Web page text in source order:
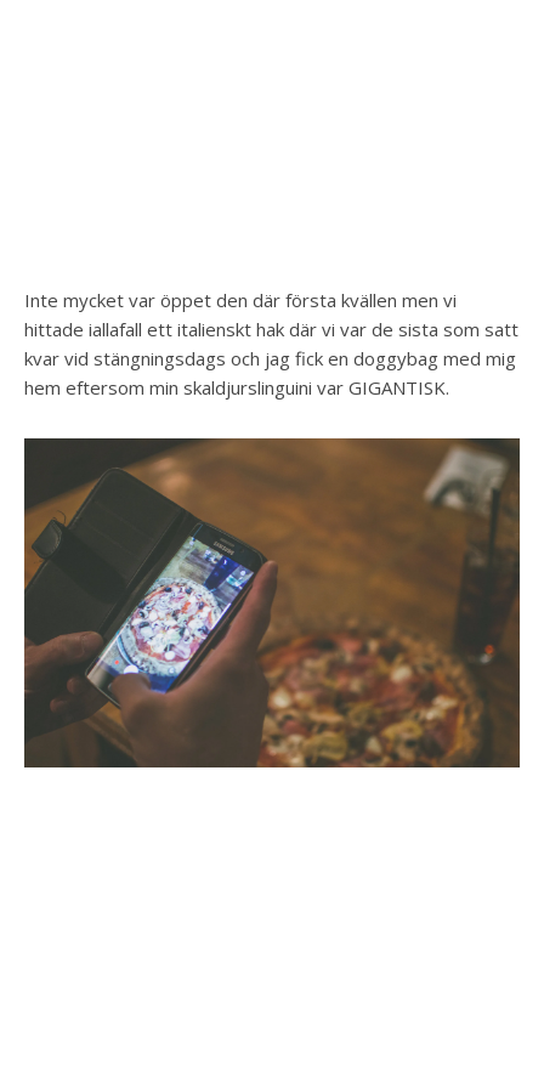
Inte mycket var öppet den där första kvällen men vi
hittade iallafall ett italienskt hak där vi var de sista som satt
kvar vid stängningsdags och jag fick en doggybag med mig
hem eftersom min skaldjurslinguini var GIGANTISK.